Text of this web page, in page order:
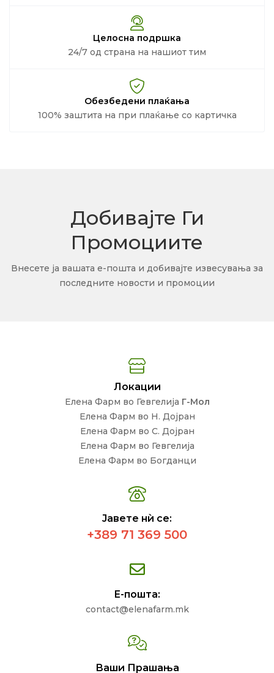
Целосна подршка
24/7 од страна на нашиот тим
Обезбедени плаќања
100% заштита на при плаќање со картичка
Добивајте Ги
Промоциите
Внесете ја вашата е-пошта и добивајте извесувања за
последните новости и промоции
Локации
Елена Фарм во Гевгелија Г-Мол
Елена Фарм во Н. Дојран
Елена Фарм во С. Дојран
Елена Фарм во Гевгелија
Елена Фарм во Богданци
Јавете нѝ се:
+389 71 369 500
Е-пошта:
contact@elenafarm.mk
Ваши Прашања